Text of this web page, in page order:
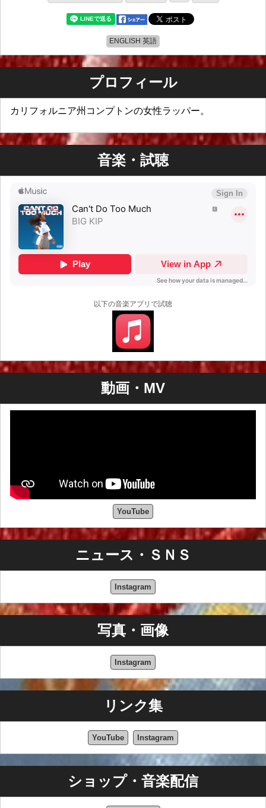
ENGLISH 英語
プロフィール
カリフォルニア州コンプトンの女性ラッパー。
音楽・試聴
以下の音楽アプリで試聴
動画・MV
YouTube
ニュース・ＳＮＳ
Instagram
写真・画像
Instagram
リンク集
YouTube Instagram
ショップ・音楽配信